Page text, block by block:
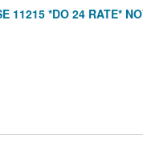
11215 *DO 24 RATE*